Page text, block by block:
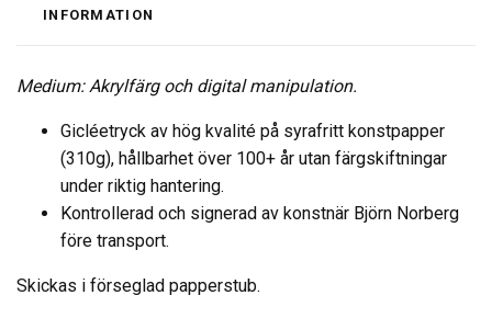
INFORMATION
Medium: Akrylfärg och digital manipulation.
Gicléetryck av hög kvalité på syrafritt konstpapper
(310g), hållbarhet över 100+ år utan färgskiftningar
under riktig hantering.
Kontrollerad och signerad av konstnär Björn Norberg
före transport.
Skickas i förseglad papperstub.